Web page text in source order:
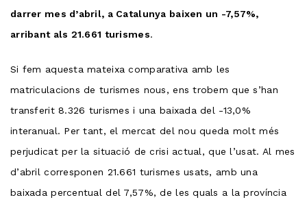
darrer mes d’abril, a Catalunya baixen un -7,57%,
arribant als 21.661 turismes.
Si fem aquesta mateixa comparativa amb les
matriculacions de turismes nous, ens trobem que s’han
transferit 8.326 turismes i una baixada del -13,0%
interanual. Per tant, el mercat del nou queda molt més
perjudicat per la situació de crisi actual, que l’usat. Al mes
d’abril corresponen 21.661 turismes usats, amb una
baixada percentual del 7,57%, de les quals a la província